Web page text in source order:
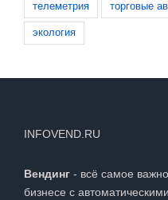
телеметрия торговые
экология
INFOVEND.RU
Вендинг - всё самое
бизнесе с